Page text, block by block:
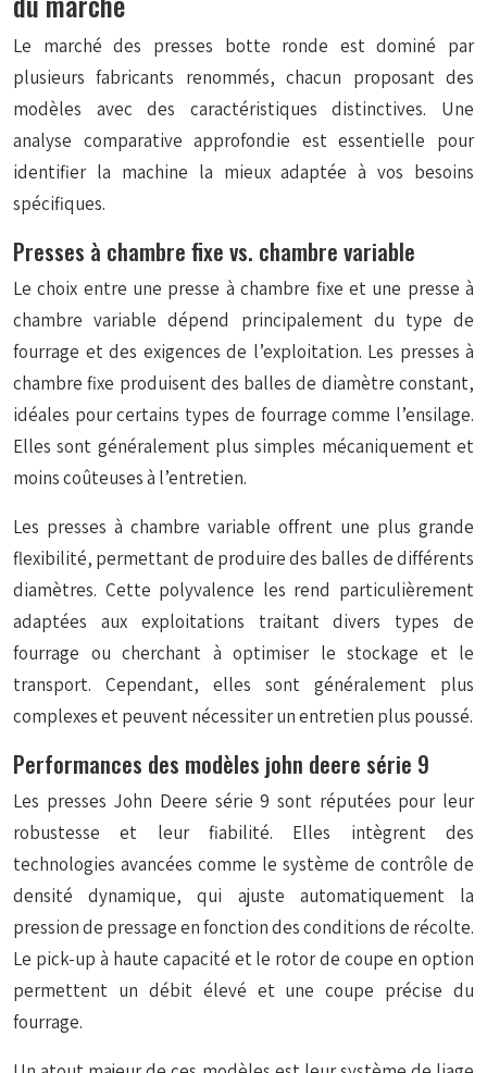
Le marché des presses botte ronde est dominé par
plusieurs fabricants renommés, chacun proposant des
modèles avec des caractéristiques distinctives. Une
analyse comparative approfondie est essentielle pour
identifier la machine la mieux adaptée à vos besoins
spécifiques.
Presses à chambre fixe vs. chambre variable
Le choix entre une presse à chambre fixe et une presse à
chambre variable dépend principalement du type de
fourrage et des exigences de l’exploitation. Les presses à
chambre fixe produisent des balles de diamètre constant,
idéales pour certains types de fourrage comme l’ensilage.
Elles sont généralement plus simples mécaniquement et
moins coûteuses à l’entretien.
Les presses à chambre variable offrent une plus grande
flexibilité, permettant de produire des balles de différents
diamètres. Cette polyvalence les rend particulièrement
adaptées aux exploitations traitant divers types de
fourrage ou cherchant à optimiser le stockage et le
transport. Cependant, elles sont généralement plus
complexes et peuvent nécessiter un entretien plus poussé.
Performances des modèles john deere série 9
Les presses John Deere série 9 sont réputées pour leur
robustesse et leur fiabilité. Elles intègrent des
technologies avancées comme le système de contrôle de
densité dynamique, qui ajuste automatiquement la
pression de pressage en fonction des conditions de récolte.
Le pick-up à haute capacité et le rotor de coupe en option
permettent un débit élevé et une coupe précise du
fourrage.